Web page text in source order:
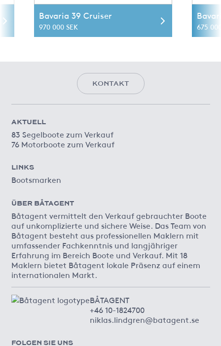
Bavaria 39 Cruiser
970 000 SEK 675
KONTAKT
AKTUELL
83 Segelboote zum Verkauf
76 Motorboote zum Verkauf
LINKS
Bootsmarken
ÜBER BÅTAGENT
Båtagent vermittelt den Verkauf gebrauchter Boote
auf unkomplizierte und sichere Weise. Das Team von
Båtagent besteht aus professionellen Maklern mit
umfassender Fachkenntnis und langjähriger
Erfahrung im Bereich Boote und Verkauf. Mit 18
Maklern bietet Båtagent lokale Präsenz auf einem
internationalen Markt.
BÅTAGENT
+46 10-1824700
niklas.lindgren@batagent.se
FOLGEN SIE UNS